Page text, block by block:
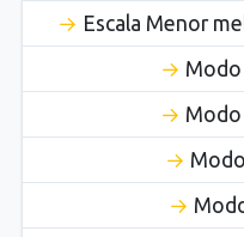
Escala Menor